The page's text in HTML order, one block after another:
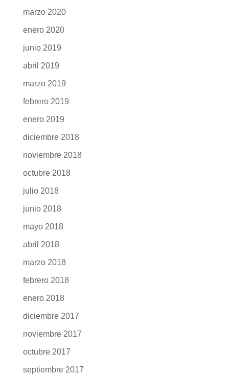
marzo 2020
enero 2020
junio 2019
abril 2019
marzo 2019
febrero 2019
enero 2019
diciembre 2018
noviembre 2018
octubre 2018
julio 2018
junio 2018
mayo 2018
abril 2018
marzo 2018
febrero 2018
enero 2018
diciembre 2017
noviembre 2017
octubre 2017
septiembre 2017